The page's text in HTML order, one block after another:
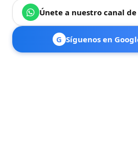
Únete a nuestro canal
G Síguenos en